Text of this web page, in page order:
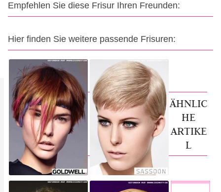
Empfehlen Sie diese Frisur Ihren Freunden:
Hier finden Sie weitere passende Frisuren:
ÄHNLIC
HE
ARTIKE
L